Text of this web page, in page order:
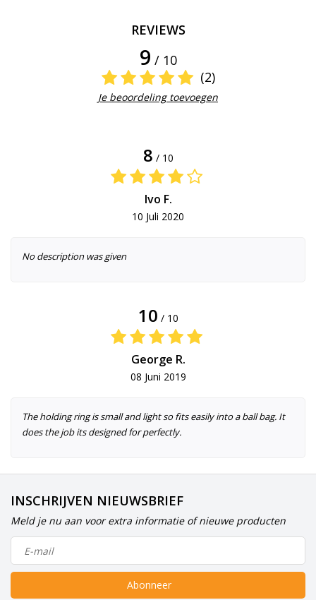
REVIEWS
9 / 10
(2)
Je beoordeling toevoegen
8 / 10
Ivo F.
10 Juli 2020
No description was given
10 / 10
George R.
08 Juni 2019
The holding ring is small and light so fits easily into a ball bag. It
does the job its designed for perfectly.
INSCHRIJVEN NIEUWSBRIEF
Meld je nu aan voor extra informatie of nieuwe producten
Abonneer